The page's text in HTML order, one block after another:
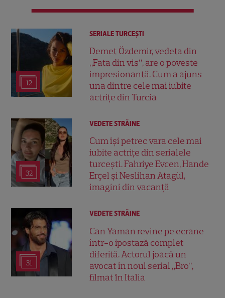
12
SERIALE TURCEŞTI
Demet Özdemir, vedeta din
„Fata din vis”, are o poveste
impresionantă. Cum a ajuns
una dintre cele mai iubite
actrițe din Turcia
32
VEDETE STRĂINE
Cum își petrec vara cele mai
iubite actrițe din serialele
turcești. Fahriye Evcen, Hande
Erçel și Neslihan Atagül,
imagini din vacanță
31
VEDETE STRĂINE
Can Yaman revine pe ecrane
într-o ipostază complet
diferită. Actorul joacă un
avocat în noul serial „Bro”,
filmat în Italia